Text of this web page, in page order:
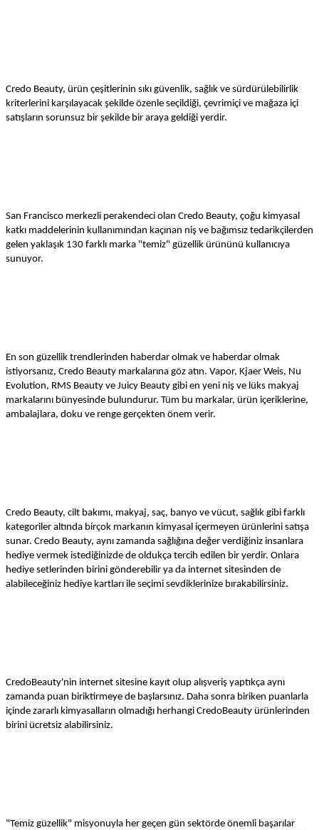
Credo Beauty, ürün çeşitlerinin sıkı güvenlik, sağlık ve sürdürülebilirlik
kriterlerini karşılayacak şekilde özenle seçildiği, çevrimiçi ve mağaza içi
satışların sorunsuz bir şekilde bir araya geldiği yerdir.
San Francisco merkezli perakendeci olan Credo Beauty, çoğu kimyasal
katkı maddelerinin kullanımından kaçınan niş ve bağımsız tedarikçilerden
gelen yaklaşık 130 farklı marka "temiz" güzellik ürününü kullanıcıya
sunuyor.
En son güzellik trendlerinden haberdar olmak ve haberdar olmak
istiyorsanız, Credo Beauty markalarına göz atın. Vapor, Kjaer Weis, Nu
Evolution, RMS Beauty ve Juicy Beauty gibi en yeni niş ve lüks makyaj
markalarını bünyesinde bulundurur. Tüm bu markalar, ürün içeriklerine,
ambalajlara, doku ve renge gerçekten önem verir.
Credo Beauty, cilt bakımı, makyaj, saç, banyo ve vücut, sağlık gibi farklı
kategoriler altında birçok markanın kimyasal içermeyen ürünlerini satışa
sunar. Credo Beauty, aynı zamanda sağlığına değer verdiğiniz insanlara
hediye vermek istediğinizde de oldukça tercih edilen bir yerdir. Onlara
hediye setlerinden birini gönderebilir ya da internet sitesinden de
alabileceğiniz hediye kartları ile seçimi sevdiklerinize bırakabilirsiniz.
CredoBeauty'nin internet sitesine kayıt olup alışveriş yaptıkça aynı
zamanda puan biriktirmeye de başlarsınız. Daha sonra biriken puanlarla
içinde zararlı kimyasalların olmadığı herhangi CredoBeauty ürünlerinden
birini ücretsiz alabilirsiniz.
"Temiz güzellik" misyonuyla her geçen gün sektörde önemli başarılar